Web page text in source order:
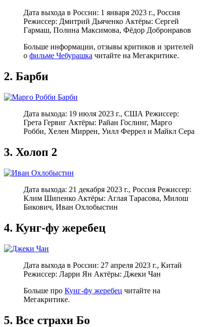
Дата выхода в России: 1 января 2023 г., Россия
Режиссер: Дмитрий Дьяченко Актёры: Сергей
Гармаш, Полина Максимова, Фёдор Добронравов
Больше информации, отзывы критиков и зрителей
о фильме Чебурашка читайте на Мегакритике.
2. Барби
Дата выхода: 19 июля 2023 г., США Режиссер:
Грета Гервиг Актёры: Райан Гослинг, Марго
Робби, Хелен Миррен, Уилл Феррел и Майкл Сера
3. Холоп 2
Дата выхода: 21 декабря 2023 г., Россия Режиссер:
Клим Шипенко Актёры: Аглая Тарасова, Милош
Бикович, Иван Охлобыстин
4. Кунг-фу жеребец
Дата выхода в России: 27 апреля 2023 г., Китай
Режиссер: Ларри Ян Актёры: Джеки Чан
Больше про Кунг-фу жеребец читайте на
Мегакритике.
5. Все страхи Бо